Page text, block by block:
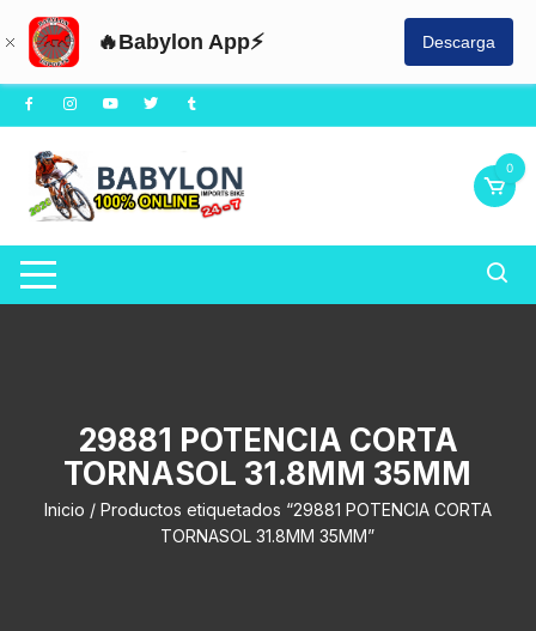
🔥Babylon App⚡ Descarga
Saltar
al
contenido
0
29881 POTENCIA CORTA
TORNASOL 31.8MM 35MM
Inicio / Productos etiquetados “29881 POTENCIA CORTA
TORNASOL 31.8MM 35MM”